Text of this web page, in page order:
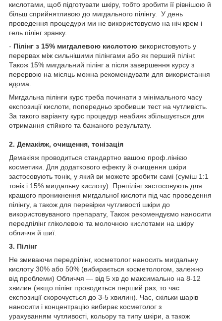
кислотами, щоб підготувати шкіру, тобто зробити її рівнішою й
більш сприйнятливою до мигдального пілінгу. У день
проведення процедури ми не використовуємо на ніч крем і
гель пілінг зранку.
- Пілінг з 15% мигдалевою кислотою використовують у
перервах між сильнішими пілінгами або як перший пілінг.
Також 15% мигдальний пілінг а після завершення курсу з
перервою на місяць можна рекомендувати для використання
вдома.
Мигдальна пілінги курс треба починати з мінімального часу
експозиції кислоти, попередньо зробивши тест на чутливість.
За такого варіанту курс процедур неабияк збільшується для
отримання стійкого та бажаного результату.
2. Демакіяж, очищення, тонізація
Демакіяж проводиться стандартно вашою проф.лінією
косметики. Для додаткового ефекту й очищення шкіри
застосовують тонік, у який ви можете зробити самі (суміш 1:1
тонік і 15% мигдальну кислоту). Препілінг застосовують для
кращого проникнення мигдальної кислоти під час проведення
пілінгу, а також для перевірки чутливості шкіри до
використовуваного препарату, Також рекомендуємо наносити
передпілінг гліколевою та молочною кислотами на шкіру
обличчя й шиї.
3. Пілінг
Не змиваючи передпілінг, косметолог наносить мигдальну
кислоту 30% або 50% (вибирається косметологом, залежно
від проблеми) Обличчя — від 5 хв до максимально на 8-12
хвилин (якщо пілінг проводиться перший раз, то час
експозиції скорочується до 3-5 хвилин). Час, скільки шарів
наносити і концентрацію вибирає косметолог з
урахуванням чутливості, кольору та типу шкіри, а також